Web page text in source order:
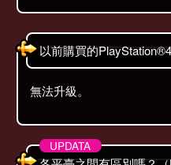
以前購買的
無法升級。